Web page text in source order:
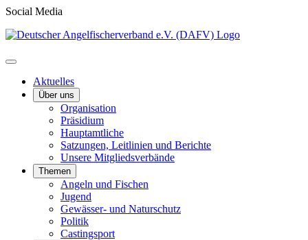
Social Media
Aktuelles
Über uns
Organisation
Präsidium
Hauptamtliche
Satzungen, Leitlinien und Berichte
Unsere Mitgliedsverbände
Themen
Angeln und Fischen
Jugend
Gewässer- und Naturschutz
Politik
Castingsport